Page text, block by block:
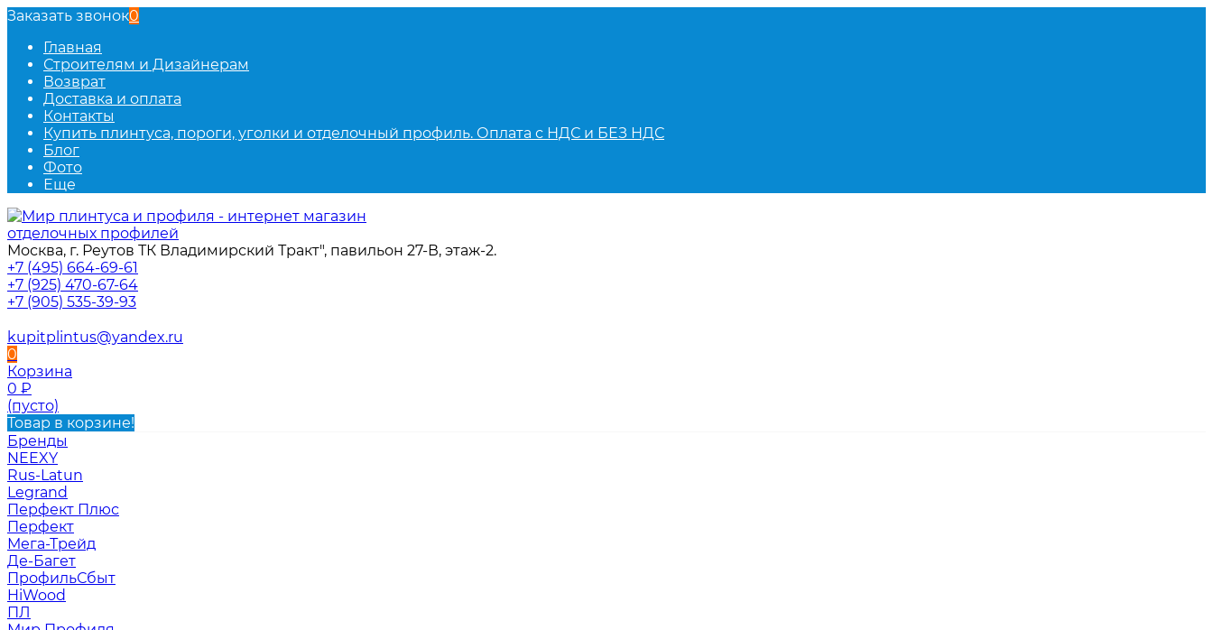
Заказать звонок0
Главная
Строителям и Дизайнерам
Возврат
Доставка и оплата
Контакты
Купить плинтуса, пороги, уголки и отделочный профиль. Оплата с НДС и БЕЗ НДС
Блог
Фото
Еще
Москва, г. Реутов ТК Владимирский Тракт", павильон 27-В, этаж-2.
+7 (495) 664-69-61
+7 (925) 470-67-64
+7 (905) 535-39-93
kupitplintus@yandex.ru
0
Корзина
0 ₽
(пусто)
Товар в корзине!
Бренды
NEEXY
Rus-Latun
Legrand
Перфект Плюс
Перфект
Мега-Трейд
Де-Багет
ПрофильСбыт
HiWood
ПЛ